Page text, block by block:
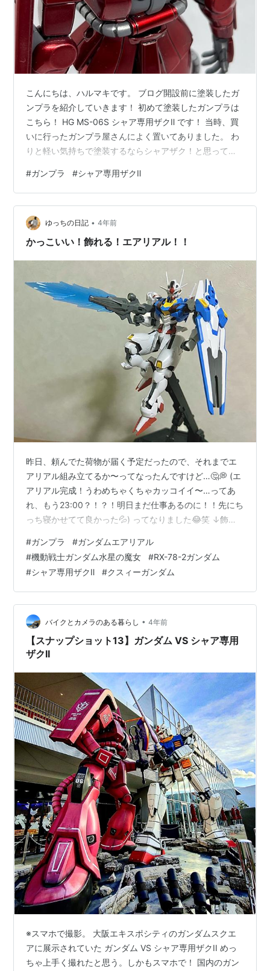
こんにちは、ハルマキです。 ブログ開設前に塗装したガ
ンプラを紹介していきます！ 初めて塗装したガンプラは
こちら！ HG MS-06S シャア専用ザクⅡ です！ 当時、買
いに行ったガンプラ屋さんによく置いてありました。 わ
りと軽い気持ちで塗装するならシャアザク！と思ってま
良心的だったかもしれません…。 初めてのエアブラシで
キャンディ塗装しました。 初めてでキャンディ塗装っ
て、今思うと結構すごいことやってんな〜と思いまし
た…。 パイプ部分とキャンディ塗装の土台はスターブラ
イトシルバーだった気がします。記憶が… キャンディ塗
#ガンプラ #シャア専用ザクⅡ
ゆっちの日記 • 4年前
かっこいい！飾れる！エアリアル！！
昨日、頼んでた荷物が届く予定だったので、それまでエ
アリアル組み立てるか〜ってなったんですけど…🤔💭 (エ
アリアル完成！うわめちゃくちゃカッコイイ〜…ってあ
れ、もう23:00？！？！明日まだ仕事あるのに！！先にち
っち寝かせてて良かった💦) ってなりました😂笑 ↓飾っ
と並べた〜😆 こう並べてみると、エアリアルって結構大
きいですよね！ 同じHG 1/144なんですけど、全然大きさ
が違う😳✨ そういえば、実は昨日(12/22)の朝、ありえな
いくらい寝坊したんです笑 いつも5:30くらいに起きて、
7:40過ぎに出勤するのですが… 起きると何と7:1…
#ガンプラ #ガンダムエアリアル
#機動戦士ガンダム水星の魔女 #RX-78-2ガンダム
#シャア専用ザクⅡ #クスィーガンダム
バイクとカメラのある暮らし • 4年前
【スナップショット13】ガンダム VS シャア専用
ザクII
※スマホで撮影。 大阪エキスポシティのガンダムスクエ
アに展示されていた ガンダム VS シャア専用ザクII めっ
ちゃ上手く撮れたと思う。しかもスマホで！ 国内のガン